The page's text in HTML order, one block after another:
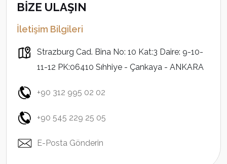
BİZE ULAŞIN
İletişim Bilgileri
Strazburg Cad. Bina No: 10 Kat:3 Daire: 9-10-
11-12 PK:06410 Sıhhiye - Çankaya - ANKARA
+90 312 995 02 02
+90 545 229 25 05
E-Posta Gönderin